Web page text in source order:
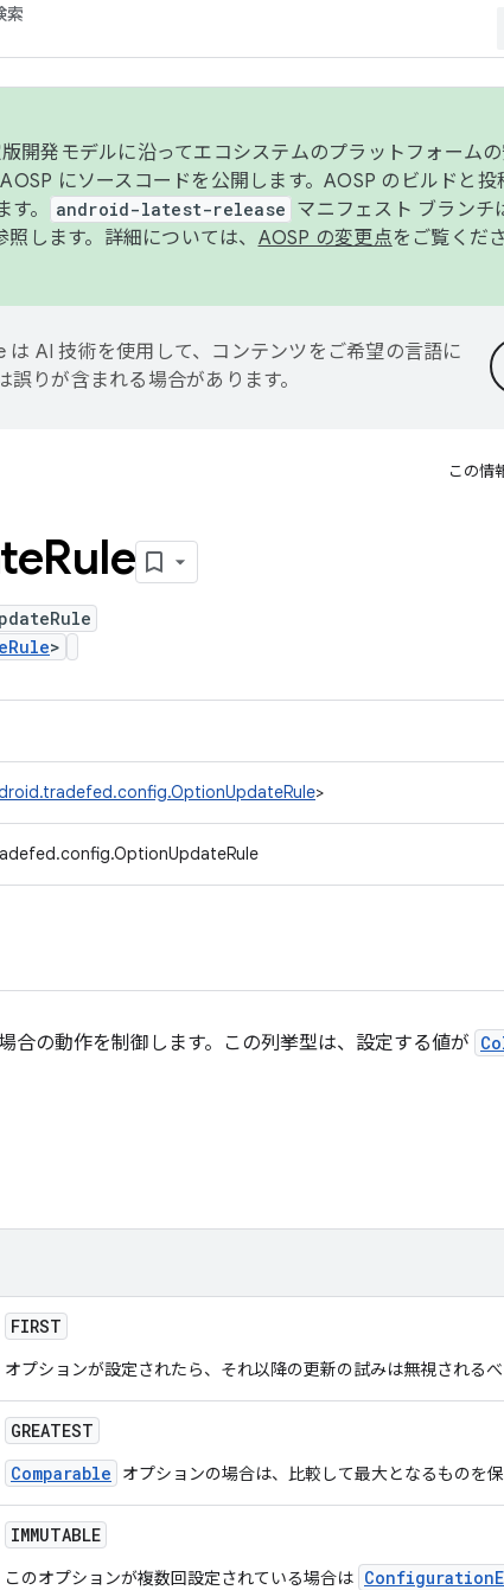
索
開発モデルに沿ってエコシステムのプラットフォーム
にソースコードを公開します。AOSP のビルドと投
。 android-latest-release マニフェスト ブランチ
します。詳細については、 AOSP の変更点をご覧くだ
は AI 技術を使用して、コンテンツをご希望の言語に
りが含まれる場合があります。
この情
Rule
>
>
合の動作を制御します。この列挙型は、設定する値が
FIRST
オプションが設定されたら、それ以降の更新の試みは無視される
GREATEST
Comparable
オプションの場合は、比較して最大となるものを
IMMUTABLE
このオプションが複数回設定されている場合は